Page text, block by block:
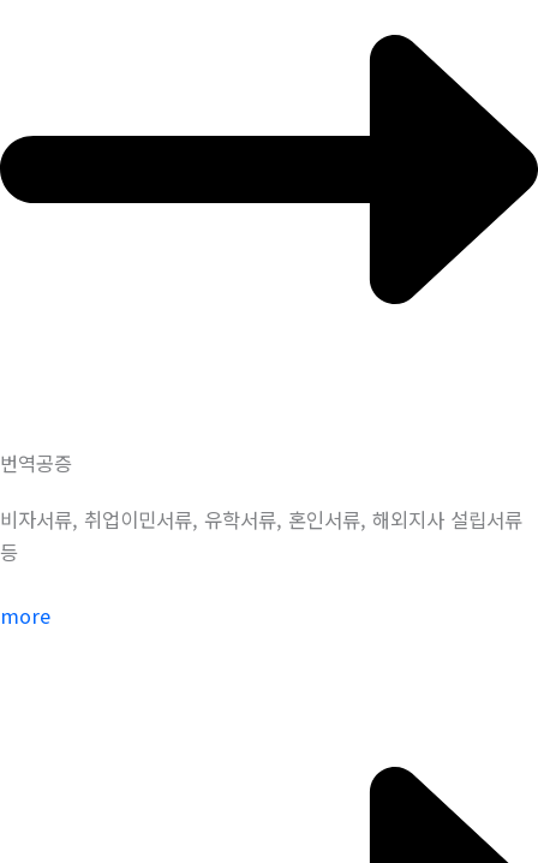
번역공증
비자서류, 취업이민서류, 유학서류, 혼인서류, 해외지사 설립서류
등
more